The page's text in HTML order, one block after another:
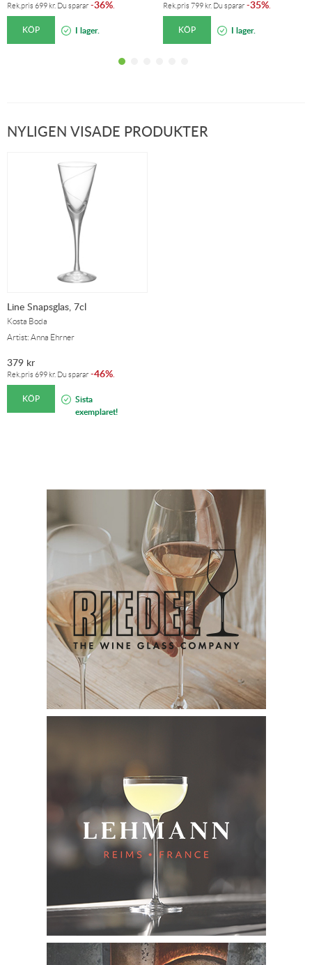
Rek.pris 699 kr. Du sparar -36%
KÖP I lager.
Rek.pris 799 kr. Du sparar -35%
KÖP I lager.
NYLIGEN VISADE PRODUKTER
Line Snapsglas, 7cl
Kosta Boda
Artist: Anna Ehrner
379 kr
Rek.pris 699 kr. Du sparar -46%
KÖP
Sista
exemplaret!